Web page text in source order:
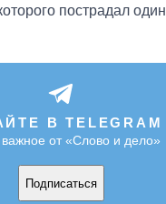
пострадал один
В TELEGRAM
от «Слово и дело»
Подписаться